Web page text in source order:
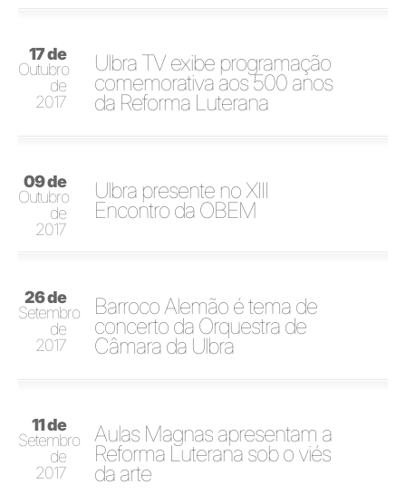
17 de
Outubro
de
2017
Ulbra TV exibe programação
comemorativa aos 500 anos
da Reforma Luterana
09 de
Outubro
de
2017
Ulbra presente no XIII
Encontro da OBEM
26 de
Setembro
de
2017
Barroco Alemão é tema de
concerto da Orquestra de
Câmara da Ulbra
11 de
Setembro
de
2017
Aulas Magnas apresentam a
Reforma Luterana sob o viés
da arte